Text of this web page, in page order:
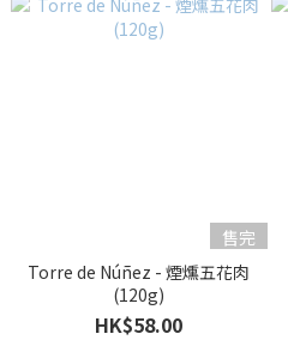
售完
Torre de Núñez - 煙燻五花肉
(120g)
HK$58.00